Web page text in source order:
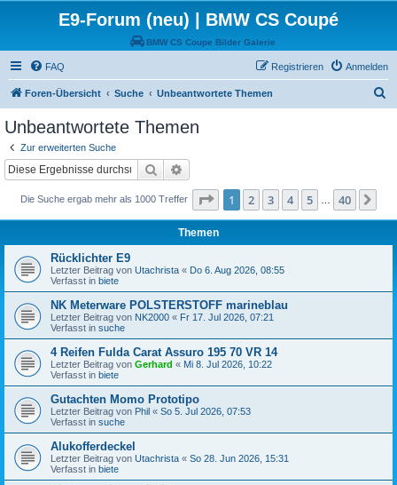
E9-Forum (neu) | BMW CS Coupé
BMW CS Coupe Bilder Galerie
FAQ Anmelden
Registrieren
Foren-Übersicht Suche Unbeantwortete Themen
Unbeantwortete Themen
Zur erweiterten Suche
Suche
Die Suche ergab mehr als 1000 Treffer Seite 1von 40
1 2 3 4 5 40
Themen
Rücklichter E9
Letzter Beitrag von Utachrista « Do 6. Aug 2026, 08:55
Verfasst in biete
NK Meterware POLSTERSTOFF marineblau
Letzter Beitrag von NK2000 « Fr 17. Jul 2026, 07:21
Verfasst in suche
4 Reifen Fulda Carat Assuro 195 70 VR 14
Letzter Beitrag von Gerhard « Mi 8. Jul 2026, 10:22
Verfasst in biete
Gutachten Momo Prototipo
Letzter Beitrag von Phil « So 5. Jul 2026, 07:53
Verfasst in suche
Alukofferdeckel
Letzter Beitrag von Utachrista « So 28. Jun 2026, 15:31
Verfasst in biete